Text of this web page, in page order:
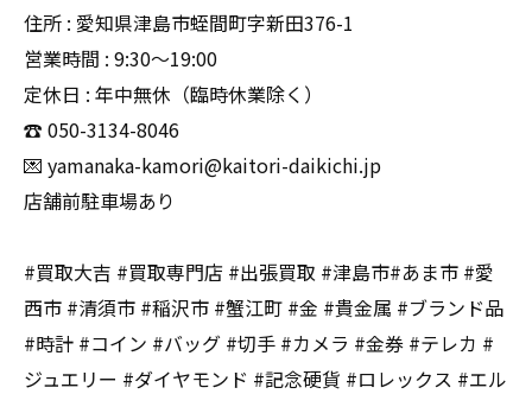
住所 : 愛知県津島市蛭間町字新田376-1
営業時間 : 9:30〜19:00
定休日 : 年中無休（臨時休業除く）
☎️ 050-3134-8046
💌 yamanaka-kamori@kaitori-daikichi.jp
店舗前駐車場あり
#買取大吉 #買取専門店 #出張買取 #津島市#あま市 #愛
西市 #清須市 #稲沢市 #蟹江町 #金 #貴金属 #ブランド品
#時計 #コイン #バッグ #切手 #カメラ #金券 #テレカ #
ジュエリー #ダイヤモンド #記念硬貨 #ロレックス #エル